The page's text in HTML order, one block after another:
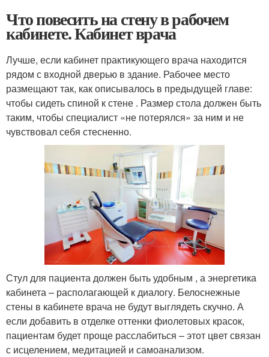
Что повесить на стену в рабочем
кабинете. Кабинет врача
Лучше, если кабинет практикующего врача находится
рядом с входной дверью в здание. Рабочее место
размещают так, как описывалось в предыдущей главе:
чтобы сидеть спиной к стене . Размер стола должен быть
таким, чтобы специалист «не потерялся» за ним и не
чувствовал себя стесненно.
Стул для пациента должен быть удобным , а энергетика
кабинета – располагающей к диалогу. Белоснежные
стены в кабинете врача не будут выглядеть скучно. А
если добавить в отделке оттенки фиолетовых красок,
пациентам будет проще расслабиться – этот цвет связан
с исцелением, медитацией и самоанализом.